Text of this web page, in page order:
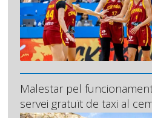
Malestar pel
servei gratuït de taxi al